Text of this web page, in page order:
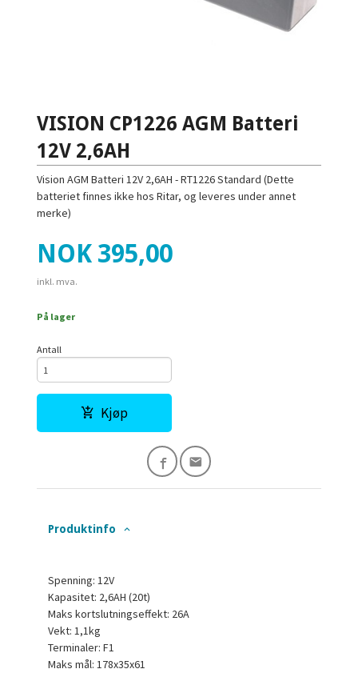
VISION CP1226 AGM Batteri
12V 2,6AH
Vision AGM Batteri 12V 2,6AH - RT1226 Standard (Dette
batteriet finnes ikke hos Ritar, og leveres under annet
merke)
Pris
NOK 395,00
inkl. mva.
På lager
Antall
Kjøp
Produktinfo
Spenning: 12V
Kapasitet: 2,6AH (20t)
Maks kortslutningseffekt: 26A
Vekt: 1,1kg
Terminaler: F1
Maks mål: 178x35x61